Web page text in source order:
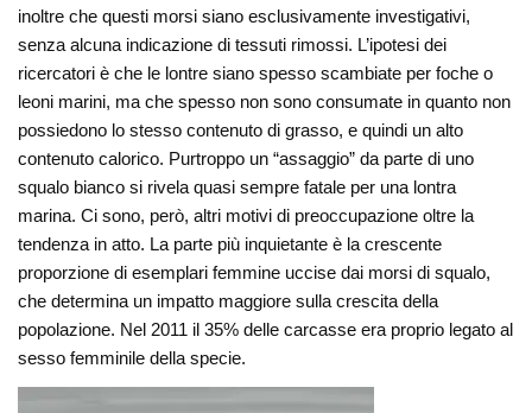
inoltre che questi morsi siano esclusivamente investigativi,
senza alcuna indicazione di tessuti rimossi. L’ipotesi dei
ricercatori è che le lontre siano spesso scambiate per foche o
leoni marini, ma che spesso non sono consumate in quanto non
possiedono lo stesso contenuto di grasso, e quindi un alto
contenuto calorico. Purtroppo un “assaggio” da parte di uno
squalo bianco si rivela quasi sempre fatale per una lontra
marina. Ci sono, però, altri motivi di preoccupazione oltre la
tendenza in atto. La parte più inquietante è la crescente
proporzione di esemplari femmine uccise dai morsi di squalo,
che determina un impatto maggiore sulla crescita della
popolazione. Nel 2011 il 35% delle carcasse era proprio legato al
sesso femminile della specie.